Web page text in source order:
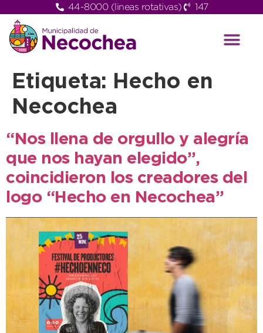
44-8000 (lineas rotativas) 147
Etiqueta:
Hecho en
Necochea
“Nos llena de orgullo y alegría
que nos hayan elegido”,
coincidieron los creadores del
logo “Hecho en Necochea”